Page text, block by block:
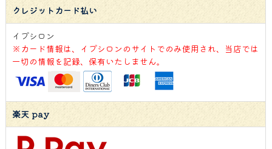
クレジットカード払い
イプシロン
※カード情報は、イプシロンのサイトでのみ使用され、当店では
一切の情報を記録、保有いたしません。
楽天 pay